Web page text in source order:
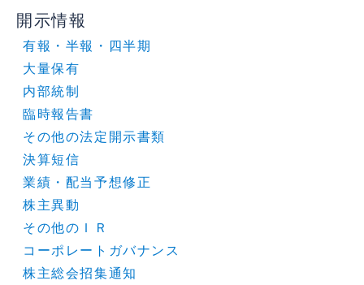
開示情報
有報・半報・四半期
大量保有
内部統制
臨時報告書
その他の法定開示書類
決算短信
業績・配当予想修正
株主異動
その他のＩＲ
コーポレートガバナンス
株主総会招集通知